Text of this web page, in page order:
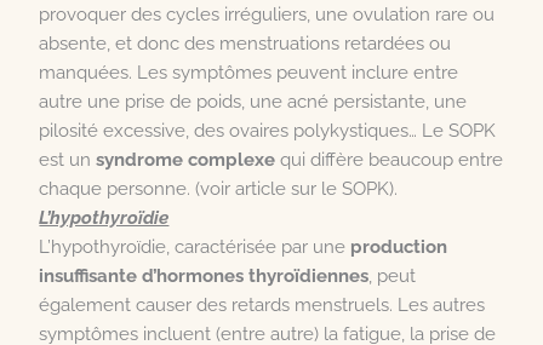
provoquer des cycles irréguliers, une ovulation rare ou
absente, et donc des menstruations retardées ou
manquées. Les symptômes peuvent inclure entre
autre une prise de poids, une acné persistante, une
pilosité excessive, des ovaires polykystiques… Le SOPK
est unsyndrome complexe qui diffère beaucoup entre
chaque personne. (voir article sur le SOPK).
L’hypothyroïdie
L’hypothyroïdie, caractérisée par une production
insuffisante d’hormones thyroïdiennes , peut
également causer des retards menstruels. Les autres
symptômes incluent (entre autre) la fatigue, la prise de